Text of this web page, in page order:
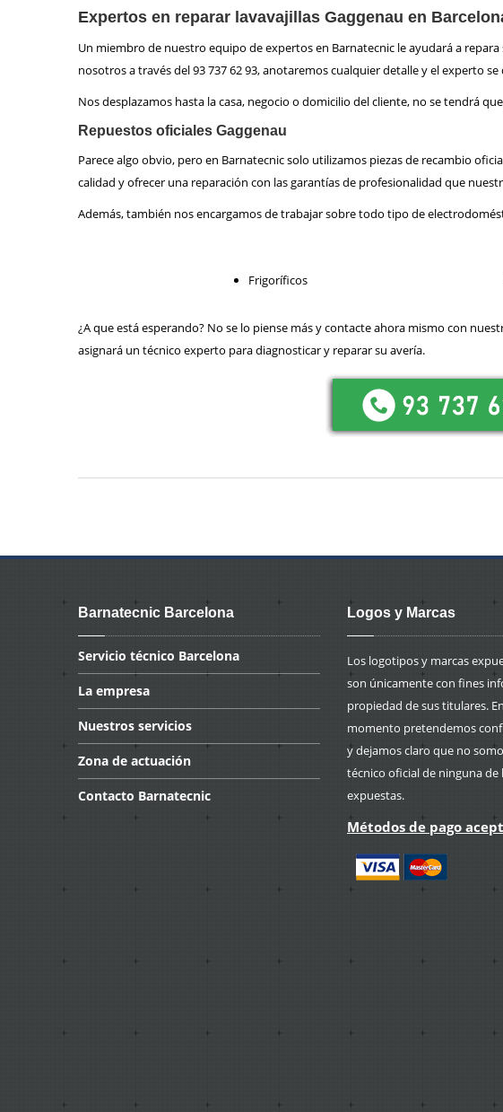
Expertos en reparar lavavajillas Gaggenau en
Un miembro de nuestro equipo de expertos en Barnatecnic le ayudará a
nosotros a través del 93 737 62 93, anotaremos cualquier detalle y el experto
Nos desplazamos hasta la casa, negocio o domicilio del cliente, no se tendrá
Repuestos oficiales Gaggenau
Parece algo obvio, pero en Barnatecnic solo utilizamos piezas de recambio
calidad y ofrecer una reparación con las garantías de profesionalidad que
Además, también nos encargamos de trabajar sobre todo tipo de
Frigoríficos
¿A que está esperando? No se lo piense más y contacte ahora mismo con
asignará un técnico experto para diagnosticar y reparar su avería.
Barnatecnic Barcelona
Servicio técnico Barcelona
La empresa
Nuestros servicios
Zona de actuación
Contacto Barnatecnic
Logos y Marcas
Los logotipos y marcas
son únicamente con fines
propiedad de sus titulares.
momento pretendemos
y dejamos claro que no
técnico oficial de ninguna de
expuestas.
Métodos de pago